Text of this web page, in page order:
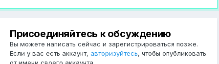
Присоединяйтесь к обсуждению
Вы можете написать сейчас и зарегистрироваться позже.
Если у вас есть аккаунт, авторизуйтесь, чтобы опубликовать